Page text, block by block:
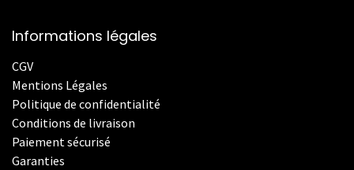
Informations légales
CGV
Mentions Légales
Politique de confidentialité
Conditions de livraison
Paiement sécurisé
Garanties